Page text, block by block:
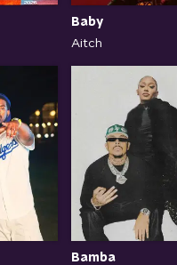
Baby
Aitch
Bamba